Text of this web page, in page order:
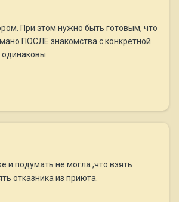
При этом нужно быть готовым, что
ПОСЛЕ знакомства с конкретной
и подумать не могла ,что взять
отказника из приюта.